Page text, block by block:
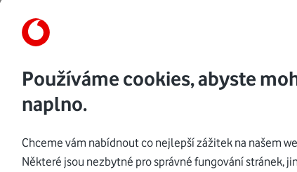
Používáme cookies, abyste
naplno.
Chceme vám nabídnout co nejlepší zážitek na našem
Některé jsou nezbytné pro správné fungování stránek,